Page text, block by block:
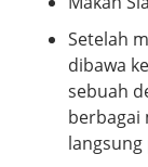
Setelah
dibawa ke
sebuah
berbagai